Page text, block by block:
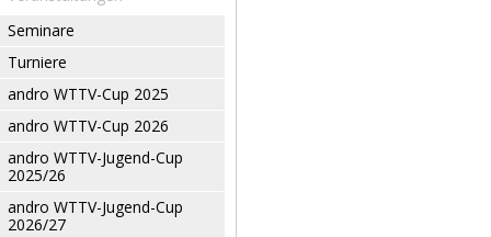
Seminare
Turniere
andro WTTV-Cup 2025
andro WTTV-Cup 2026
andro WTTV-Jugend-Cup
2025/26
andro WTTV-Jugend-Cup
2026/27